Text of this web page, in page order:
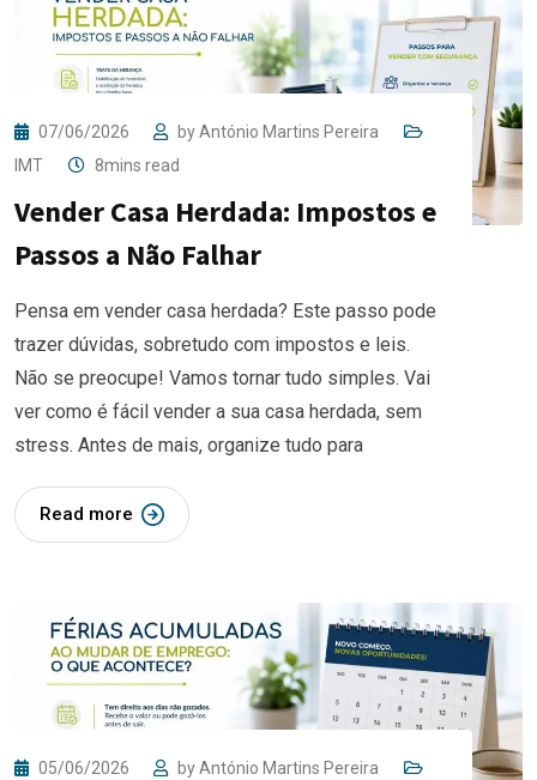
07/06/2026 byAntónio Martins Pereira
IMT
8mins read
Vender Casa Herdada: Impostos e
Passos a Não Falhar
Pensa em vender casa herdada? Este passo pode
trazer dúvidas, sobretudo com impostos e leis.
Não se preocupe! Vamos tornar tudo simples. Vai
ver como é fácil vender a sua casa herdada, sem
stress. Antes de mais, organize tudo para
Read more
05/06/2026 byAntónio Martins Pereira